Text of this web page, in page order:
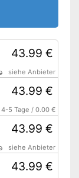
43.99 €
siehe Anbieter
43.99 €
4-5 Tage /0.00 €
43.99 €
siehe Anbieter
43.99 €